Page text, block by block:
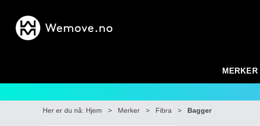
MERKER
Her er du nå: Hjem > Merker > Fibra > Bagger